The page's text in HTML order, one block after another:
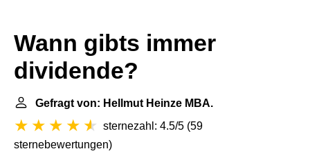
Wann gibts immer
dividende?
Gefragt von: Hellmut Heinze MBA.
sternezahl: 4.5/5 (59
sternebewertungen)